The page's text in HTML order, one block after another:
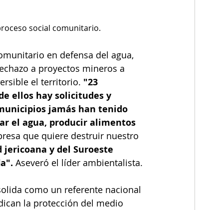
social comunitario.
en defensa del agua,
a proyectos mineros a
el territorio. "23
ellos hay solicitudes y
jamás han tenido
el agua, producir alimentos
que quiere destruir nuestro
jericoana y del Suroeste
Aseveró el líder ambientalista.
como un referente nacional
la protección del medio